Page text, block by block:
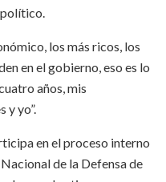
los más ricos, los
en el gobierno, eso es lo
años, mis
y yo”.
en el proceso interno
de la Defensa de